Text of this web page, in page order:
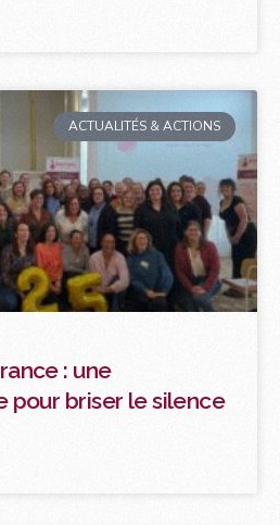
ACTUALITÉS & ACTIONS
: une
pour briser le silence